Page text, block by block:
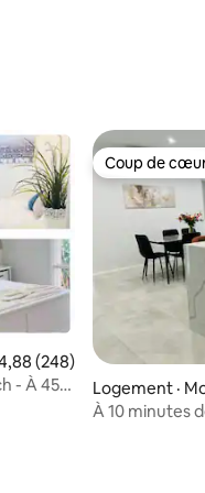
moyenne de 4,88 sur
(248)
- À 450
Coup de
Coup de
Logement ·
À 10 minutes